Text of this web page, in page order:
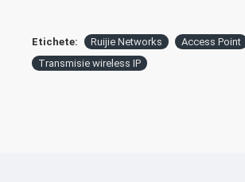
Etichete: Ruijie Networks
Access Point
Transmisie wireless IP